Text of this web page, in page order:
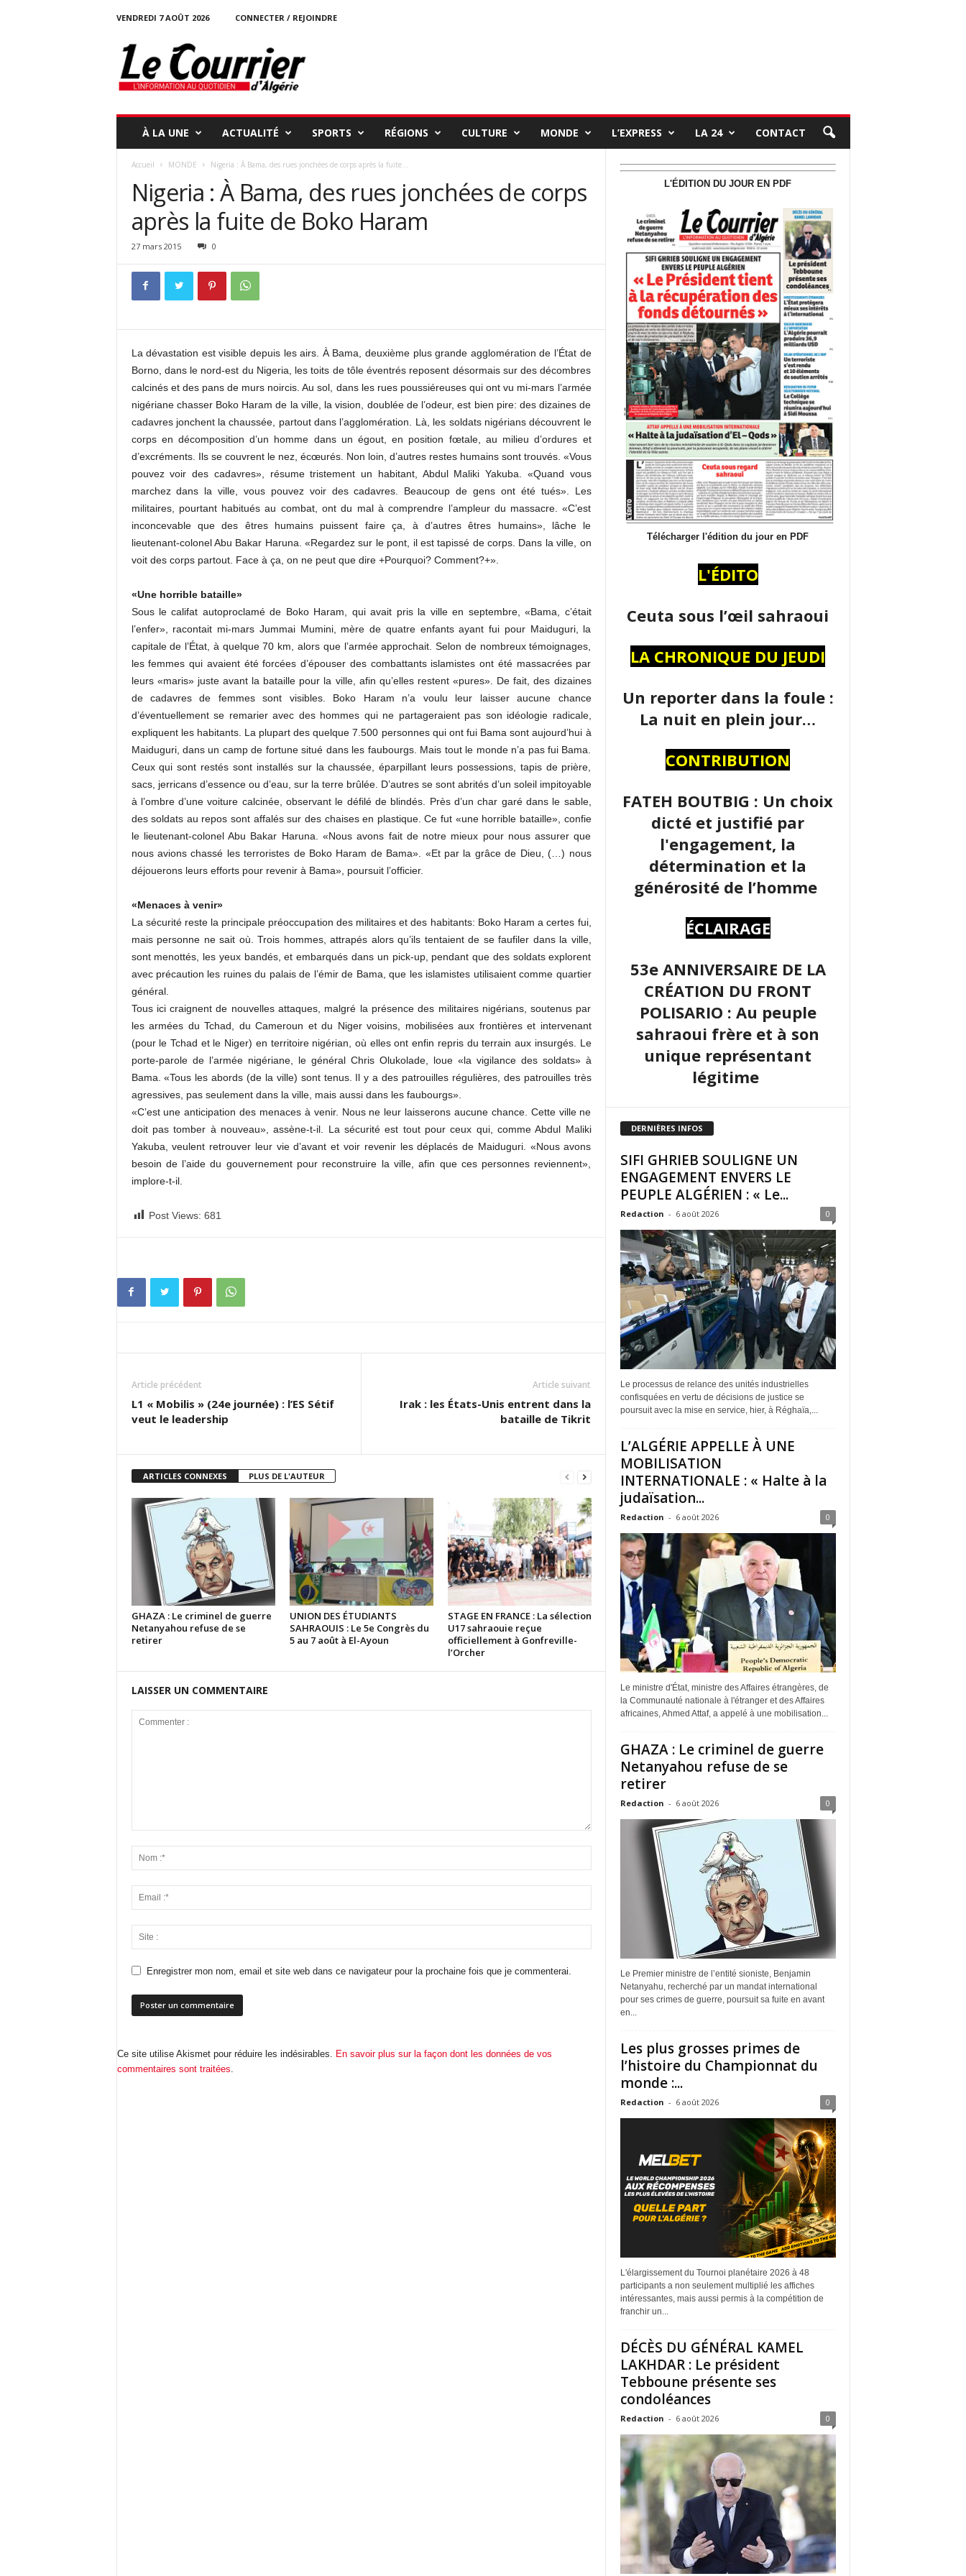
VENDREDI 7 AOÛT 2026
CONNECTER / REJOINDRE
o
u
À LA UNE ACTUALITÉ SPORTS RÉGIONS CULTURE MONDE L’EXPRESS LA 24 CONTACT
Accueil MONDE Nigeria : À Bama, des rues jonchées de corps après la fuite...
Nigeria : À Bama, des rues jonchées de corps
après la fuite de Boko Haram
27 mars 2015 0
La dévastation est visible depuis les airs. À Bama, deuxième plus grande agglomération de l’État de
Borno, dans le nord-est du Nigeria, les toits de tôle éventrés reposent désormais sur des décombres
calcinés et des pans de murs noircis. Au sol, dans les rues poussiéreuses qui ont vu mi-mars l’armée
nigériane chasser Boko Haram de la ville, la vision, doublée de l’odeur, est bien pire: des dizaines de
cadavres jonchent la chaussée, partout dans l’agglomération. Là, les soldats nigérians découvrent le
corps en décomposition d’un homme dans un égout, en position fœtale, au milieu d’ordures et
d’excréments. Ils se couvrent le nez, écœurés. Non loin, d’autres restes humains sont trouvés. «Vous
pouvez voir des cadavres», résume tristement un habitant, Abdul Maliki Yakuba. «Quand vous
marchez dans la ville, vous pouvez voir des cadavres. Beaucoup de gens ont été tués». Les
militaires, pourtant habitués au combat, ont du mal à comprendre l’ampleur du massacre. «C’est
inconcevable que des êtres humains puissent faire ça, à d’autres êtres humains», lâche le
lieutenant-colonel Abu Bakar Haruna. «Regardez sur le pont, il est tapissé de corps. Dans la ville, on
voit des corps partout. Face à ça, on ne peut que dire +Pourquoi? Comment?+».
«Une horrible bataille»
Sous le califat autoproclamé de Boko Haram, qui avait pris la ville en septembre, «Bama, c’était
l’enfer», racontait mi-mars Jummai Mumini, mère de quatre enfants ayant fui pour Maiduguri, la
capitale de l’État, à quelque 70 km, alors que l’armée approchait. Selon de nombreux témoignages,
les femmes qui avaient été forcées d’épouser des combattants islamistes ont été massacrées par
leurs «maris» juste avant la bataille pour la ville, afin qu’elles restent «pures». De fait, des dizaines
de cadavres de femmes sont visibles. Boko Haram n’a voulu leur laisser aucune chance
d’éventuellement se remarier avec des hommes qui ne partageraient pas son idéologie radicale,
expliquent les habitants. La plupart des quelque 7.500 personnes qui ont fui Bama sont aujourd’hui à
Maiduguri, dans un camp de fortune situé dans les faubourgs. Mais tout le monde n’a pas fui Bama.
Ceux qui sont restés sont installés sur la chaussée, éparpillant leurs possessions, tapis de prière,
sacs, jerricans d’essence ou d’eau, sur la terre brûlée. D’autres se sont abrités d’un soleil impitoyable
à l’ombre d’une voiture calcinée, observant le défilé de blindés. Près d’un char garé dans le sable,
des soldats au repos sont affalés sur des chaises en plastique. Ce fut «une horrible bataille», confie
le lieutenant-colonel Abu Bakar Haruna. «Nous avons fait de notre mieux pour nous assurer que
nous avions chassé les terroristes de Boko Haram de Bama». «Et par la grâce de Dieu, (…) nous
déjouerons leurs efforts pour revenir à Bama», poursuit l’officier.
«Menaces à venir»
La sécurité reste la principale préoccupation des militaires et des habitants: Boko Haram a certes fui,
mais personne ne sait où. Trois hommes, attrapés alors qu’ils tentaient de se faufiler dans la ville,
sont menottés, les yeux bandés, et embarqués dans un pick-up, pendant que des soldats explorent
avec précaution les ruines du palais de l’émir de Bama, que les islamistes utilisaient comme quartier
général.
Tous ici craignent de nouvelles attaques, malgré la présence des militaires nigérians, soutenus par
les armées du Tchad, du Cameroun et du Niger voisins, mobilisées aux frontières et intervenant
(pour le Tchad et le Niger) en territoire nigérian, où elles ont enfin repris du terrain aux insurgés. Le
porte-parole de l’armée nigériane, le général Chris Olukolade, loue «la vigilance des soldats» à
Bama. «Tous les abords (de la ville) sont tenus. Il y a des patrouilles régulières, des patrouilles très
agressives, pas seulement dans la ville, mais aussi dans les faubourgs».
«C’est une anticipation des menaces à venir. Nous ne leur laisserons aucune chance. Cette ville ne
doit pas tomber à nouveau», assène-t-il. La sécurité est tout pour ceux qui, comme Abdul Maliki
Yakuba, veulent retrouver leur vie d’avant et voir revenir les déplacés de Maiduguri. «Nous avons
besoin de l’aide du gouvernement pour reconstruire la ville, afin que ces personnes reviennent»,
implore-t-il.
Post Views: 681
Article précédent
L1 « Mobilis » (24e journée) : l’ES Sétif
veut le leadership
Article suivant
Irak : les États-Unis entrent dans la
bataille de Tikrit
ARTICLES CONNEXES PLUS DE L'AUTEUR
GHAZA : Le criminel de guerre
Netanyahou refuse de se
retirer
UNION DES ÉTUDIANTS
SAHRAOUIS : Le 5e Congrès du
5 au 7 août à El-Ayoun
STAGE EN FRANCE : La sélection
U17 sahraouie reçue
officiellement à Gonfreville-
l’Orcher
LAISSER UN COMMENTAIRE
Enregistrer mon nom, email et site web dans ce navigateur pour la prochaine fois que je commenterai.
Ce site utilise Akismet pour réduire les indésirables. En savoir plus sur la façon dont les données de vos
commentaires sont traitées.
L'ÉDITION DU JOUR EN PDF
Télécharger l'édition du jour en PDF
L'ÉDITO
Ceuta sous l’œil sahraoui
LA CHRONIQUE DU JEUDI
Un reporter dans la foule :
La nuit en plein jour…
CONTRIBUTION
FATEH BOUTBIG : Un choix
dicté et justifié par
l'engagement, la
détermination et la
générosité de l’homme
ÉCLAIRAGE
53e ANNIVERSAIRE DE LA
CRÉATION DU FRONT
POLISARIO : Au peuple
sahraoui frère et à son
unique représentant
légitime
DERNIÈRES INFOS
SIFI GHRIEB SOULIGNE UN
ENGAGEMENT ENVERS LE
PEUPLE ALGÉRIEN : « Le...
Redaction - 6 août 2026 0
Le processus de relance des unités industrielles
confisquées en vertu de décisions de justice se
poursuit avec la mise en service, hier, à Réghaïa,...
L’ALGÉRIE APPELLE À UNE
MOBILISATION
INTERNATIONALE : « Halte à la
judaïsation...
Redaction - 6 août 2026 0
Le ministre d'État, ministre des Affaires étrangères, de
la Communauté nationale à l'étranger et des Affaires
africaines, Ahmed Attaf, a appelé à une mobilisation...
GHAZA : Le criminel de guerre
Netanyahou refuse de se
retirer
Redaction - 6 août 2026 0
Le Premier ministre de l’entité sioniste, Benjamin
Netanyahu, recherché par un mandat international
pour ses crimes de guerre, poursuit sa fuite en avant
en...
Les plus grosses primes de
l’histoire du Championnat du
monde :...
Redaction - 6 août 2026 0
L'élargissement du Tournoi planétaire 2026 à 48
participants a non seulement multiplié les affiches
intéressantes, mais aussi permis à la compétition de
franchir un...
DÉCÈS DU GÉNÉRAL KAMEL
LAKHDAR : Le président
Tebboune présente ses
condoléances
Redaction - 6 août 2026 0